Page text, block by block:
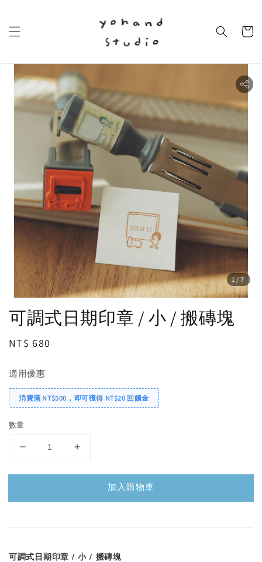
1 /7
可調式日期印章 / 小 / 搬磚塊
Regular
NT$ 680
適用優惠
消費滿 NT$500，即可獲得 NT$20 回饋金
數量
加入購物車
可調式日期印章 / 小 / 搬磚塊